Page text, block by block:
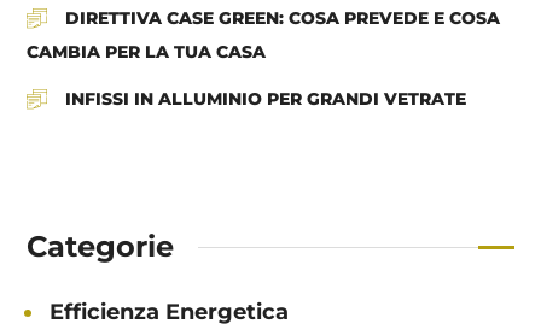
DIRETTIVA CASE GREEN: COSA PREVEDE E COSA
CAMBIA PER LA TUA CASA
INFISSI IN ALLUMINIO PER GRANDI VETRATE
Categorie
Efficienza Energetica